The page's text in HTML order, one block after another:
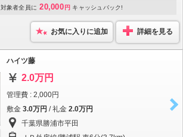
対象者全員に 20,000 円 キャッシュバック!
お気に入りに追加 詳細を見る
ハイツ藤
2.0万円
管理費 : 2,000円
敷金 3.0万円 / 礼金 2.0万円
千葉県勝浦市平田